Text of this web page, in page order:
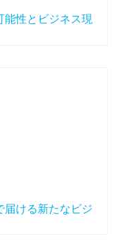
能性とビジネス現
届ける新たなビジ